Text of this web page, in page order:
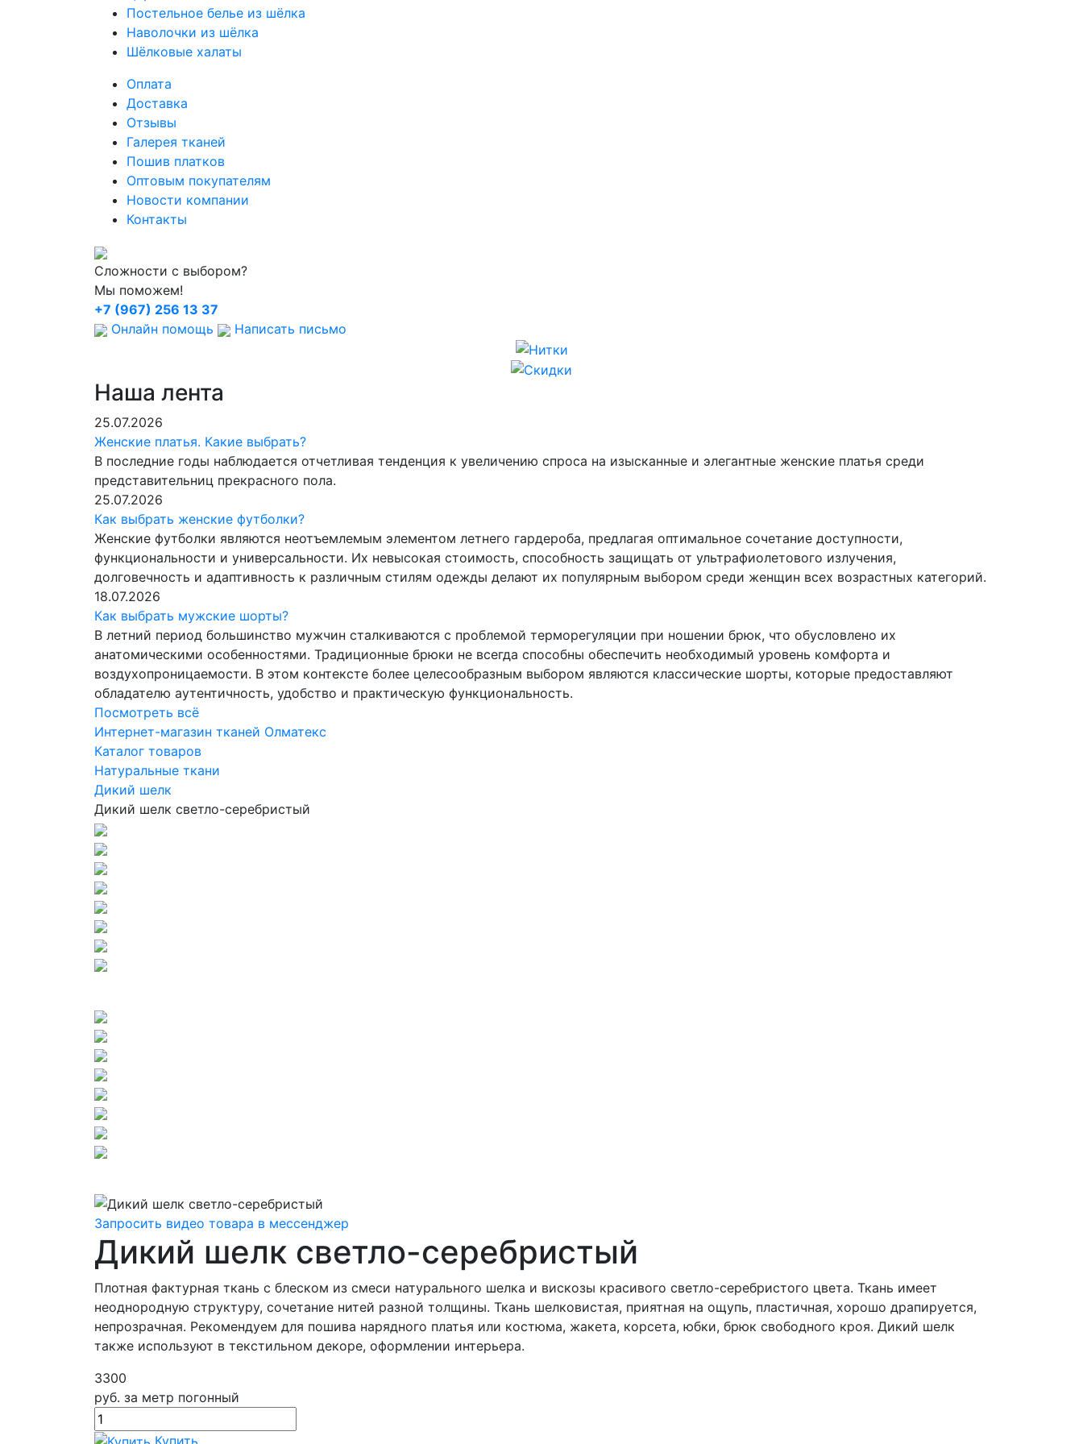
Постельное белье из шёлка
Наволочки из шёлка
Шёлковые халаты
Оплата
Доставка
Отзывы
Галерея тканей
Пошив платков
Оптовым покупателям
Новости компании
Контакты
Сложности с выбором?
Мы поможем!
+7 (967) 256 13 37
Онлайн помощь
Написать письмо
Наша лента
25.07.2026
Женские платья. Какие выбрать?
В последние годы наблюдается отчетливая тенденция к увеличению спроса на изысканные и элегантные женские платья среди
представительниц прекрасного пола.
25.07.2026
Как выбрать женские футболки?
Женские футболки являются неотъемлемым элементом летнего гардероба, предлагая оптимальное сочетание доступности,
функциональности и универсальности. Их невысокая стоимость, способность защищать от ультрафиолетового излучения,
долговечность и адаптивность к различным стилям одежды делают их популярным выбором среди женщин всех возрастных категорий.
18.07.2026
Как выбрать мужские шорты?
В летний период большинство мужчин сталкиваются с проблемой терморегуляции при ношении брюк, что обусловлено их
анатомическими особенностями. Традиционные брюки не всегда способны обеспечить необходимый уровень комфорта и
воздухопроницаемости. В этом контексте более целесообразным выбором являются классические шорты, которые предоставляют
обладателю аутентичность, удобство и практическую функциональность.
Посмотреть всё
Интернет-магазин тканей Олматекс
Каталог товаров
Натуральные ткани
Дикий шелк
Дикий шелк светло-серебристый
Запросить видео товара в мессенджер
Дикий шелк светло-серебристый
Плотная фактурная ткань с блеском из смеси натурального шелка и вискозы красивого светло-серебристого цвета. Ткань имеет
неоднородную структуру, сочетание нитей разной толщины. Ткань шелковистая, приятная на ощупь, пластичная, хорошо драпируется,
непрозрачная. Рекомендуем для пошива нарядного платья или костюма, жакета, корсета, юбки, брюк свободного кроя. Дикий шелк
также используют в текстильном декоре, оформлении интерьера.
3300
руб. за метр погонный
Купить